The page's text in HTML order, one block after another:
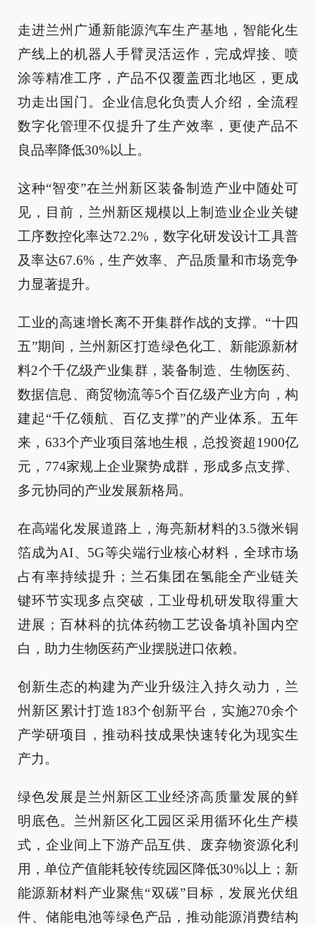
走进兰州广通新能源汽车生产基地，智能化生
产线上的机器人手臂灵活运作，完成焊接、喷
涂等精准工序，产品不仅覆盖西北地区，更成
功走出国门。企业信息化负责人介绍，全流程
数字化管理不仅提升了生产效率，更使产品不
良品率降低30%以上。
这种“智变”在兰州新区装备制造产业中随处可
见，目前，兰州新区规模以上制造业企业关键
工序数控化率达72.2%，数字化研发设计工具普
及率达67.6%，生产效率、产品质量和市场竞争
力显著提升。
工业的高速增长离不开集群作战的支撑。“十四
五”期间，兰州新区打造绿色化工、新能源新材
料2个千亿级产业集群，装备制造、生物医药、
数据信息、商贸物流等5个百亿级产业方向，构
建起“千亿领航、百亿支撑”的产业体系。五年
来，633个产业项目落地生根，总投资超1900亿
元，774家规上企业聚势成群，形成多点支撑、
多元协同的产业发展新格局。
在高端化发展道路上，海亮新材料的3.5微米铜
箔成为AI、5G等尖端行业核心材料，全球市场
占有率持续提升；兰石集团在氢能全产业链关
键环节实现多点突破，工业母机研发取得重大
进展；百林科的抗体药物工艺设备填补国内空
白，助力生物医药产业摆脱进口依赖。
创新生态的构建为产业升级注入持久动力，兰
州新区累计打造183个创新平台，实施270余个
产学研项目，推动科技成果快速转化为现实生
产力。
绿色发展是兰州新区工业经济高质量发展的鲜
明底色。兰州新区化工园区采用循环化生产模
式，企业间上下游产品互供、废弃物资源化利
用，单位产值能耗较传统园区降低30%以上；新
能源新材料产业聚焦“双碳”目标，发展光伏组
件、储能电池等绿色产品，推动能源消费结构